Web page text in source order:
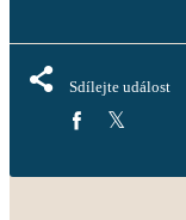
Sdílejte událost